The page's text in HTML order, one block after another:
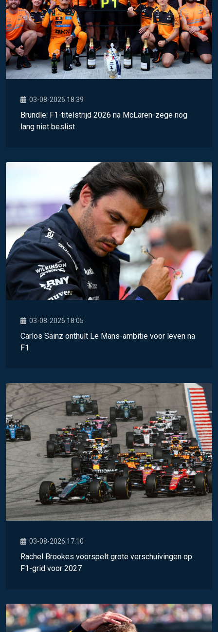
03-08-2026 18:39
Brundle: F1-titelstrijd 2026 na McLaren-zege nog
lang niet beslist
03-08-2026 18:05
Carlos Sainz onthult Le Mans-ambitie voor leven na
F1
03-08-2026 17:10
Rachel Brookes voorspelt grote verschuivingen op
F1-grid voor 2027